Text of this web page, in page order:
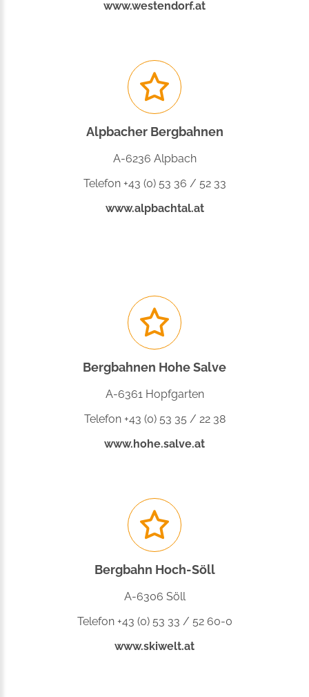
www.westendorf.at
Alpbacher Bergbahnen
A-6236 Alpbach
Telefon +43 (0) 53 36 / 52 33
www.alpbachtal.at
Bergbahnen Hohe Salve
A-6361 Hopfgarten
Telefon +43 (0) 53 35 / 22 38
www.hohe.salve.at
Bergbahn Hoch-Söll
A-6306 Söll
Telefon +43 (0) 53 33 / 52 60-0
www.skiwelt.at